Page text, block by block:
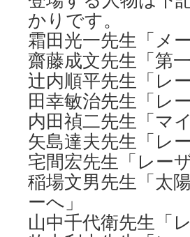
かりです。
霜田光一先生「メ
齋藤成文先生「第
辻内順平先生「レ
田幸敏治先生「レ
内田禎二先生「マ
矢島達夫先生「レ
宅間宏先生「レー
稲場文男先生「太
ーへ」
山中千代衛先生「